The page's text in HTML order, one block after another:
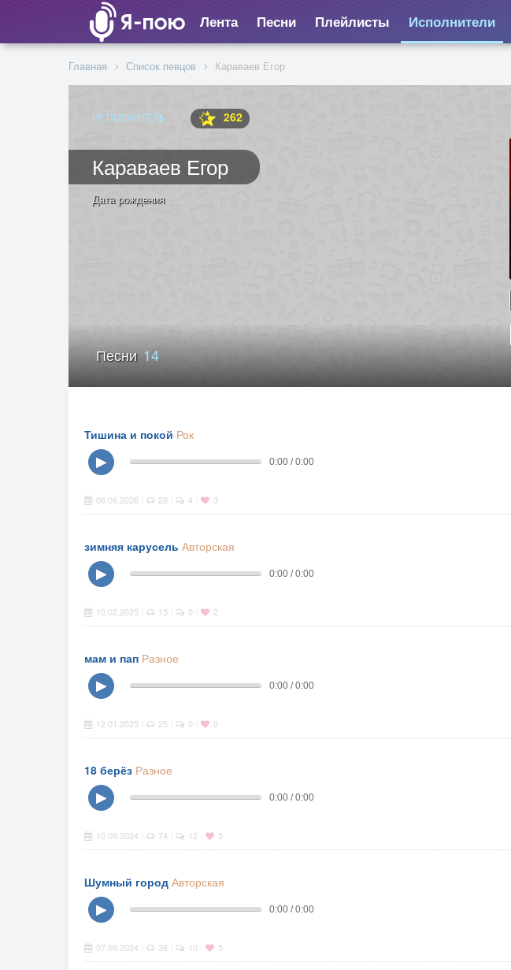
Лента Песни Плейлисты Исполнители
Главная Список певцов Караваев Егор
ИСПОЛНИТЕЛЬ 262
Караваев Егор
Дата рождения
Песни14
Тишина и покой Рок
▶
0:00 / 0:00
06.06.2026 28 4 3
зимняя карусель Авторская
▶
0:00 / 0:00
10.02.2025 15 0 2
мам и пап Разное
▶
0:00 / 0:00
12.01.2025 25 0 0
18 берёз Разное
▶
0:00 / 0:00
10.09.2024 74 12 5
Шумный город Авторская
▶
0:00 / 0:00
07.09.2024 36 10 5